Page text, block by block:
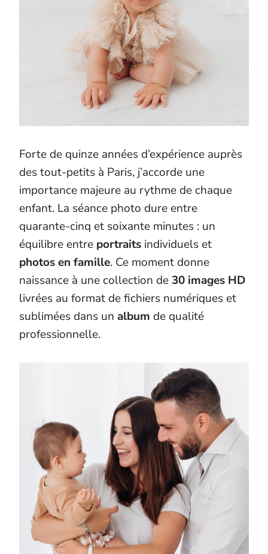
Forte de quinze années d’expérience auprès
des tout-petits à Paris, j’accorde une
importance majeure au rythme de chaque
enfant. La séance photo dure entre
quarante-cinq et soixante minutes : un
équilibre entre portraits individuels et
photos en famille. Ce moment donne
naissance à une collection de 30 images HD
livrées au format de fichiers numériques et
sublimées dans un album de qualité
professionnelle.